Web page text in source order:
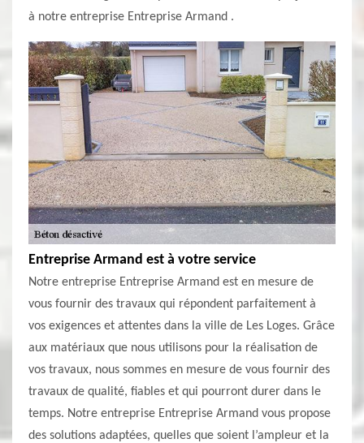
à notre entreprise Entreprise Armand .
Entreprise Armand est à votre service
Notre entreprise Entreprise Armand est en mesure de
vous fournir des travaux qui répondent parfaitement à
vos exigences et attentes dans la ville de Les Loges. Grâce
aux matériaux que nous utilisons pour la réalisation de
vos travaux, nous sommes en mesure de vous fournir des
travaux de qualité, fiables et qui pourront durer dans le
temps. Notre entreprise Entreprise Armand vous propose
des solutions adaptées, quelles que soient l’ampleur et la